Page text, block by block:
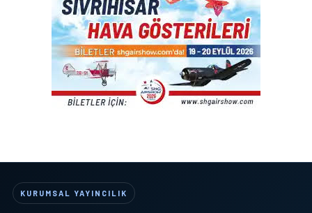
KURUMSAL YAYINCILIK